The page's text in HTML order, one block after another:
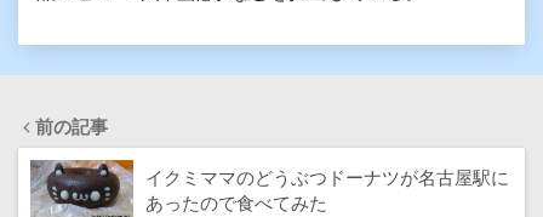
前の記事
イクミママのどうぶつドーナツが名古屋駅に
あったので食べてみた